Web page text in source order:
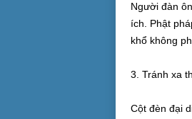
Người đàn
ích. Phật
khổ không
3. Tránh xa
Cột đèn đại